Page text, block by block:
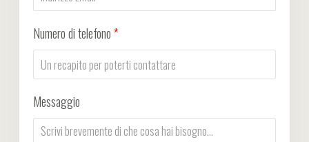
Numero di telefono*
Messaggio